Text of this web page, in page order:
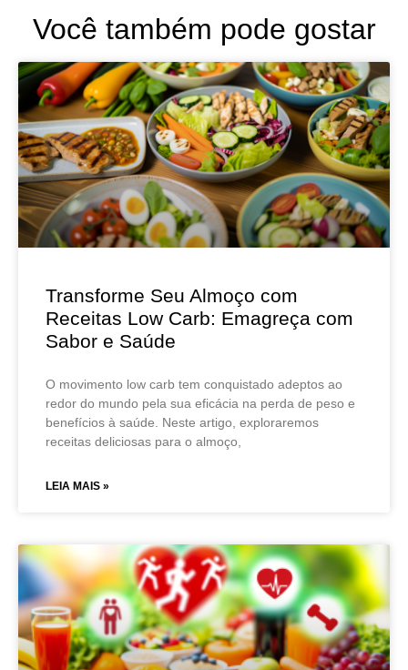
Você também pode gostar
Transforme Seu Almoço com
Receitas Low Carb: Emagreça com
Sabor e Saúde
O movimento low carb tem conquistado adeptos ao
redor do mundo pela sua eficácia na perda de peso e
benefícios à saúde. Neste artigo, exploraremos
receitas deliciosas para o almoço,
LEIA MAIS »